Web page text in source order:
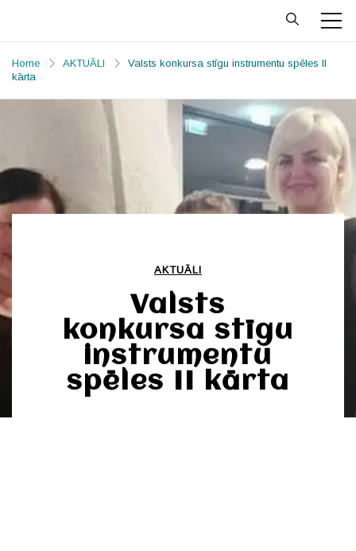
content
MŪZIKAS un
MĀKSLAS
SKOLA
Home AKTUĀLI
Valsts konkursa stīgu instrumentu spēles II
kārta
AKTUĀLI
Valsts
konkursa stīgu
instrumentu
spēles II kārta